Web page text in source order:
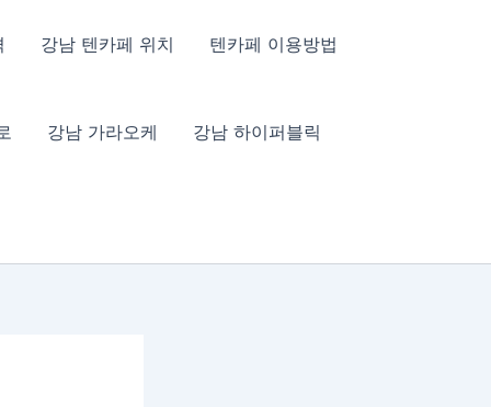
강남 텐카페 위치 텐카페 이용방법
강남 가라오케 강남 하이퍼블릭